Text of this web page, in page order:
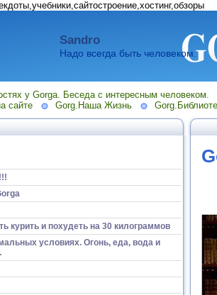
Sandro
Надо всегда быть человеком.
у Gorga. Беседа с интересным человеком.
сайте Gorg.Наша Жизнь
курить и похудеть на 30 килограммов
условиях. Огонь, еда, вода и